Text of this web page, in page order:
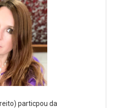
particpou da